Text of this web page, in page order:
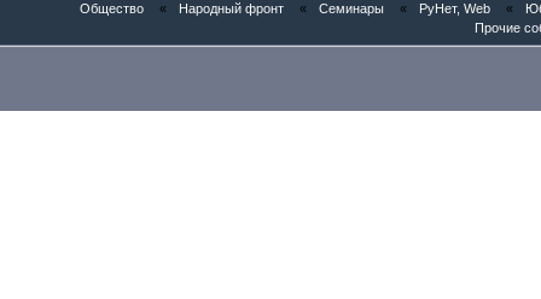
Общество
« Народный фронт « Семинары « РуНет, Web «
Прочие